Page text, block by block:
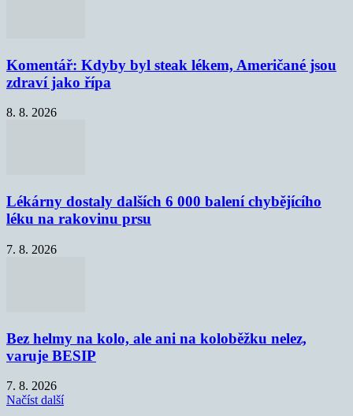
Komentář: Kdyby byl steak lékem, Američané jsou
zdraví jako řípa
8. 8. 2026
Lékárny dostaly dalších 6 000 balení chybějícího
léku na rakovinu prsu
7. 8. 2026
Bez helmy na kolo, ale ani na koloběžku nelez,
varuje BESIP
7. 8. 2026
Načíst další